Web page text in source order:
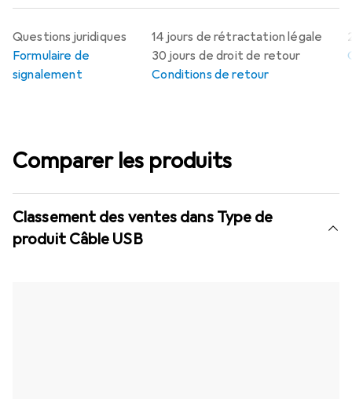
14 jours de rétractation légale
30 jours de droit de retour
Conditions de retour
Questions juridiques
Formulaire de
signalement
Comparer les produits
Classement des ventes dans Type de
produit Câble USB